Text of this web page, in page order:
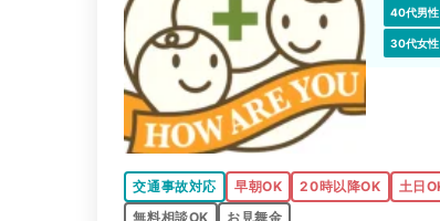
40代男性
30代女性
交通事故対応 早朝OK 20時以降OK 土日
無料相談OK
お見舞金